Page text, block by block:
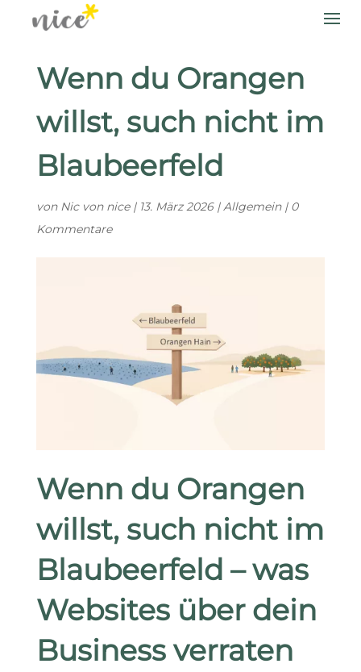
Wenn du Orangen
willst, such nicht im
Blaubeerfeld
von Nic von nice| 13. März 2026|Allgemein| 0
Kommentare
Wenn du Orangen
willst, such nicht im
Blaubeerfeld – was
Websites über dein
Business verraten